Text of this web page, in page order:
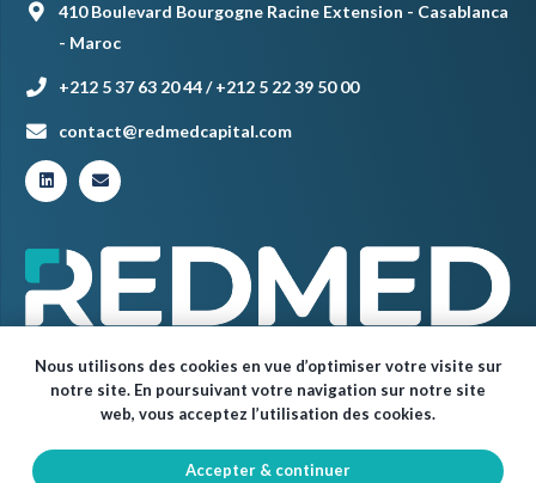
410 Boulevard Bourgogne Racine Extension - Casablanca
- Maroc
+212 5 37 63 20 44 / +212 5 22 39 50 00
contact@redmedcapital.com
© Red Med 2024 – Tous droits réservés.
Nous utilisons des cookies en vue d’optimiser votre visite sur
notre site. En poursuivant votre navigation sur notre site
web, vous acceptez l’utilisation des cookies.
Accepter & continuer